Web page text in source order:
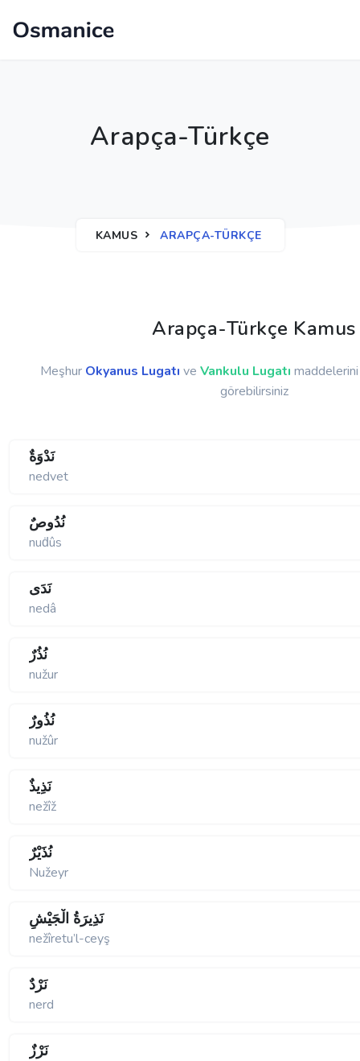
Arapça-Türkçe
KAMUS ARAPÇA-TÜRKÇE
Arapça-Türkçe Kamus
Meşhur Okyanus Lugatı ve Vankulu Lugatı
görebilirsiniz
نَدْوَةٌ
nedvet
نُدُوصٌ
nuḋûs
نَدَى
nedâ
نُذُرٌ
nužur
نُذُورٌ
nužûr
نَذِيذٌ
nežîž
نُذَيْرٌ
Nužeyr
نَذِيرَةُ الْجَيْشِ
nežîretu’l-ceyş
نَرْدٌ
nerd
نَرْزٌ